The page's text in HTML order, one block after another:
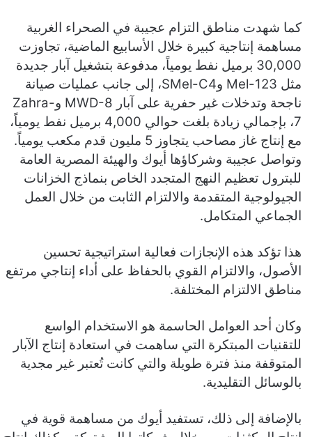
كما شهدت مناطق التزام عجيبة في الصحراء الغربية
مساهمة إنتاجية كبيرة خلال الأسابيع الماضية، تجاوزت
30,000 برميل نفط يومياً، مدفوعة بتشغيل آبار جديدة
مثل Mel-123 وSMel-C4، إلى جانب عمليات صيانة
ناجحة وتدخلات غير حفرية على آبار MWD-8 وZahra-
7، بإجمالي زيادة بلغت حوالي 4,000 برميل نفط يومياً،
مع إنتاج غاز مصاحب يتجاوز 5 مليون قدم مكعب يومياً.
وتواصل عجيبة وشركاؤها أيوك والهيئة المصرية العامة
للبترول تعظيم النهج المتجدد الخاص بنماذج الخزانات
الجيولوجية المتقدمة والالتزام الثابت من خلال العمل
الجماعي المتكامل.
هذا تؤكد هذه الإنجازات فعالية استراتيجية تحسين
الأصول، والالتزام القوي بالحفاظ على أداء إنتاجي مرتفع
مناطق الالتزام المختلفة.
وكان أحد العوامل الحاسمة هو الاستخدام الواسع
للتقنيات المبتكرة التي ساهمت في استعادة إنتاج الآبار
المتوقفة منذ فترة طويلة والتي كانت تُعتبر غير مجدية
بالوسائل التقليدية.
بالإضافة إلى ذلك، تستفيد أيوك من مساهمة قوية في